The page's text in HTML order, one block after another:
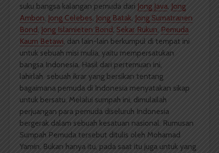
suku bangsa kalangan pemuda dari Jong Java, Jong
Ambon, Jong Celebes, Jong Batak, Jong Sumatranen
Bond, Jong Islamieten Bond, Sekar Rukun, Pemuda
Kaum Betawi, dan lain-lain berkumpul di tempat ini
untuk sebuah misi mulia, yaitu mempersatukan
bangsa Indonesia. Hasil dari pertemuan ini,
lahirlah sebuah ikrar yang bersikan tentang
bagaimana pemuda di Indonesia menyatakan sikap
untuk bersatu. Melalui sumpah ini, dimulailah
perjuangan para pemuda diseluruh Indonesia
bergerak dalam sebuah kesatuan nasional. Rumusan
Sumpah Pemuda tersebut ditulis oleh Mohamad
Yamin. Bukan hanya itu, pada saat itu juga untuk yang